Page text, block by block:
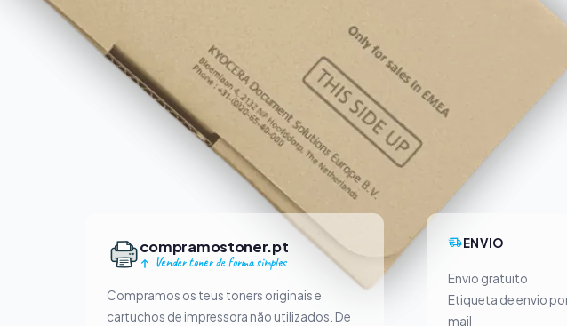
compramostoner.pt
Vender toner de forma simples
Compramos os teus toners originais e
cartuchos de impressora não utilizados. De
ENVIO
Envio gratuito
Etiqueta de envio
mail